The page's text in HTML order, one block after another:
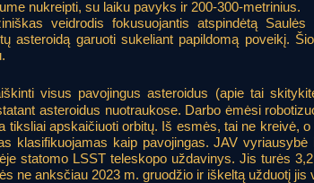
nukreipti, su laiku pavyks ir 200-300-metrinius.
veidrodis fokusuojantis atspindėtą
asteroidą garuoti sukeliant papildomą poveikį.
visus pavojingus asteroidus (apie tai
asteroidus nuotraukose. Darbo ėmėsi
tiksliai apskaičiuoti orbitų. Iš esmės, tai ne kreivė,
klasifikuojamas kaip pavojingas. JAV
statomo LSST teleskopo uždavinys. Jis turės
ne anksčiau 2023 m. gruodžio ir iškeltą užduotį jis